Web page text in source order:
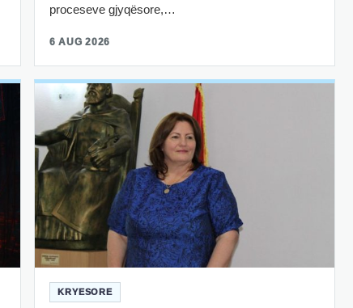
proceseve gjyqësore,…
6 AUG 2026
KRYESORE